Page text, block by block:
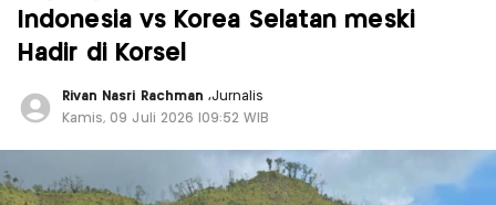
Indonesia vs Korea Selatan meski
Hadir di Korsel
Rivan Nasri Rachman ,Jurnalis
Kamis, 09 Juli 2026 |09:52 WIB